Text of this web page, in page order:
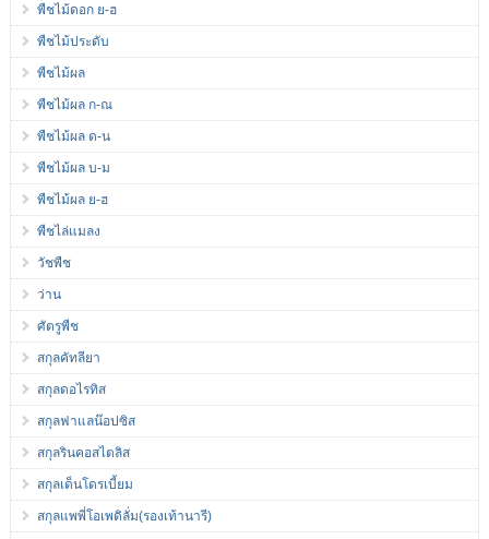
พืชไม้ดอก ย-ฮ
พืชไม้ประดับ
พืชไม้ผล
พืชไม้ผล ก-ณ
พืชไม้ผล ด-น
พืชไม้ผล บ-ม
พืชไม้ผล ย-ฮ
พืชไล่แมลง
วัชพืช
ว่าน
ศัตรูพืช
สกุลคัทลียา
สกุลดอไรทิส
สกุลฟาแลน๊อปซิส
สกุลรินคอสไตลิส
สกุลเด็นโดรเบี้ยม
สกุลแพพี่โอเพดิลั่ม(รองเท้านารี)